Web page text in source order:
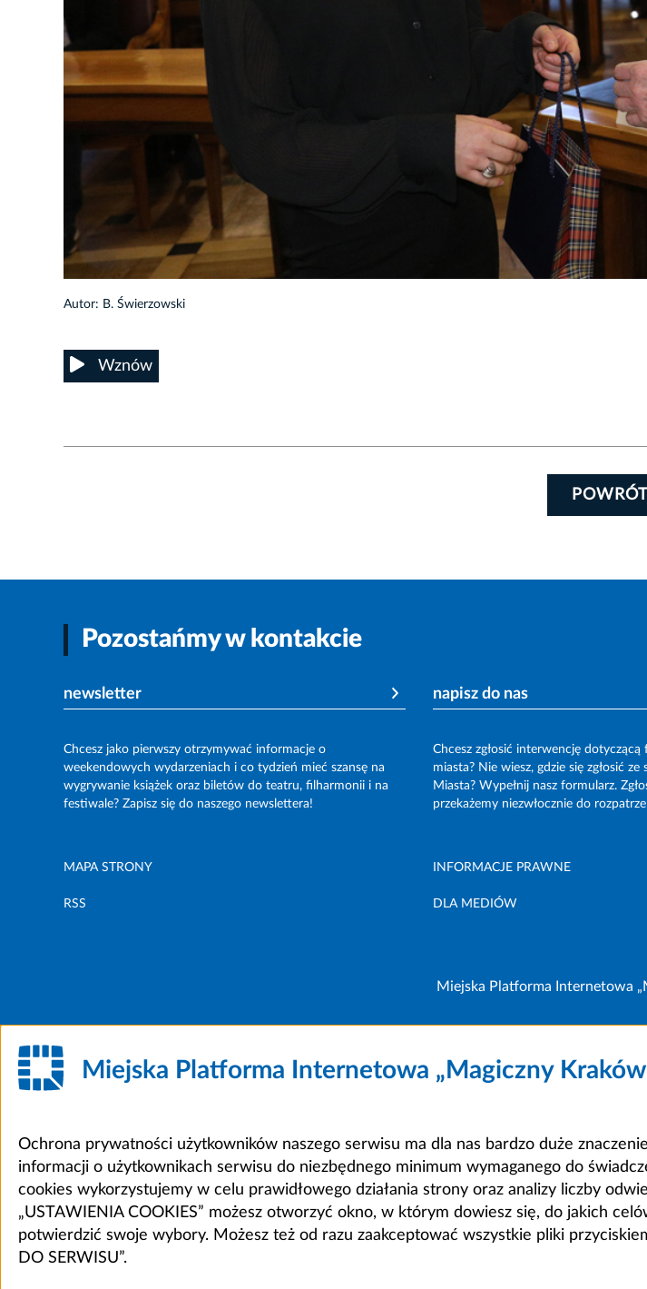
Autor: B. Świerzowski
Wznów
POWRÓT
Pozostańmy w kontakcie
newsletter
Chcesz jako pierwszy otrzymywać informacje o
weekendowych wydarzeniach i co tydzień mieć szansę na
wygrywanie książek oraz biletów do teatru, filharmonii i na
festiwale? Zapisz się do naszego newslettera!
napisz do nas
Chcesz zgłosić interwencję
miasta? Nie wiesz, gdzie się zgłosić
Miasta? Wypełnij nasz formularz.
przekażemy niezwłocznie do
MAPA STRONY INFORMACJE PRAWNE
RSS DLA MEDIÓW
Miejska Platforma Internetowa
Miejska Platforma Internetowa „Magiczny
Ochrona prywatności użytkowników naszego serwisu ma dla nas bardzo duże
informacji o użytkownikach serwisu do niezbędnego minimum wymaganego do
cookies wykorzystujemy w celu prawidłowego działania strony oraz analizy liczby
„USTAWIENIA COOKIES” możesz otworzyć okno, w którym dowiesz się, do jakich
potwierdzić swoje wybory. Możesz też od razu zaakceptować wszystkie pliki
DO SERWISU”.